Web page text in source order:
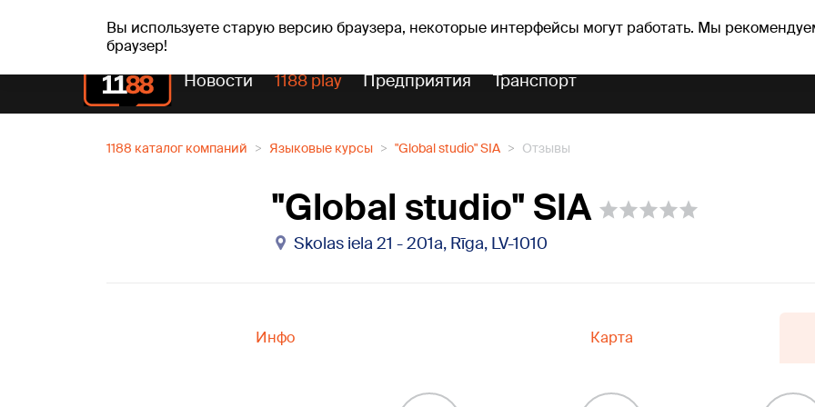
Вы используете старую версию браузера, некоторые интерфейсы могут работать. Мы
браузер!
сб, 08.08.2026. +20°C Mudīte, Vladislava, Vladislavs Прогноз погоды Гороскопы
Новости 1188 play Предприятия Транспорт
1188 каталог компаний Языковые курсы "Global studio" SIA Отзывы
"Global studio" SIA
Skolas iela 21 - 201a, Rīga, LV-1010
Инфо Карта